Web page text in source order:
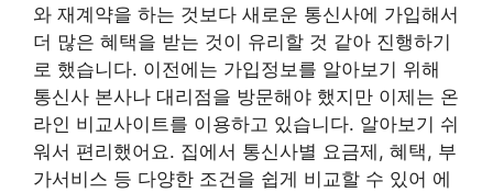
와 재계약을 하는 것보다 새로운 통신사에 가입해서
더 많은 혜택을 받는 것이 유리할 것 같아 진행하기
로 했습니다. 이전에는 가입정보를 알아보기 위해
통신사 본사나 대리점을 방문해야 했지만 이제는 온
라인 비교사이트를 이용하고 있습니다. 알아보기 쉬
워서 편리했어요. 집에서 통신사별 요금제, 혜택, 부
가서비스 등 다양한 조건을 쉽게 비교할 수 있어 에